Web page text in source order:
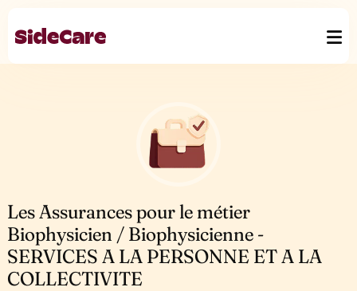
Les Assurances pour le métier
Biophysicien / Biophysicienne -
SERVICES A LA PERSONNE ET A LA
COLLECTIVITE